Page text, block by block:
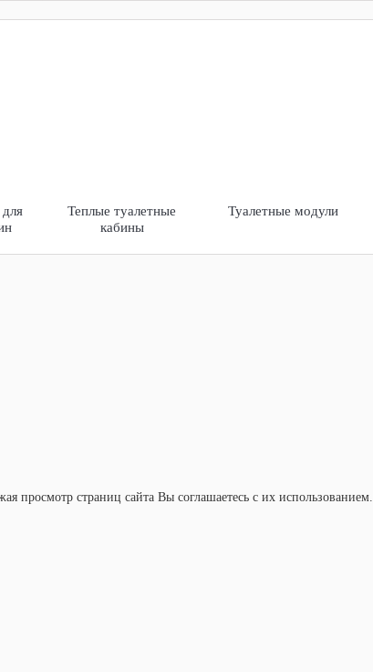
Теплые туалетные
кабины
Туалетные модули
просмотр страниц сайта Вы соглашаетесь с их использованием.